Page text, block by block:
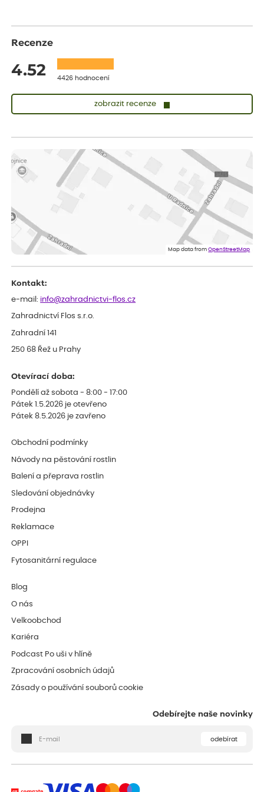
Recenze
4.52 4426 hodnocení
zobrazit recenze
Vše přišlo velice rychle krásně zabalené. Rostlinky po přesazení
velice dobře prospívají
Jarda
Dobrý den, byli jsme spokojeni
Eshop, objednání bylo v pořádku, žádný problém. Jen jsem byla
smutná z dodávky jedné kytky, která nebyla v nejlepší kondici a i
Map data fromOpenStreetMap
Kontakt:
e-mail: info@zahradnictvi-flos.cz
Zahradnictví Flos s.r.o.
Zahradní 141
250 68 Řež u Prahy
Otevírací doba:
Pondělí až sobota - 8:00 - 17:00
Pátek 1.5.2026 je otevřeno
Pátek 8.5.2026 je zavřeno
Obchodní podmínky
Návody na pěstování rostlin
Balení a přeprava rostlin
Sledování objednávky
Prodejna
Reklamace
OPPI
Fytosanitární regulace
Blog
O nás
Velkoobchod
Kariéra
Podcast Po uši v hlíně
Zpracování osobních údajů
Zásady o používání souborů cookie
Odebírejte naše novinky
odebírat